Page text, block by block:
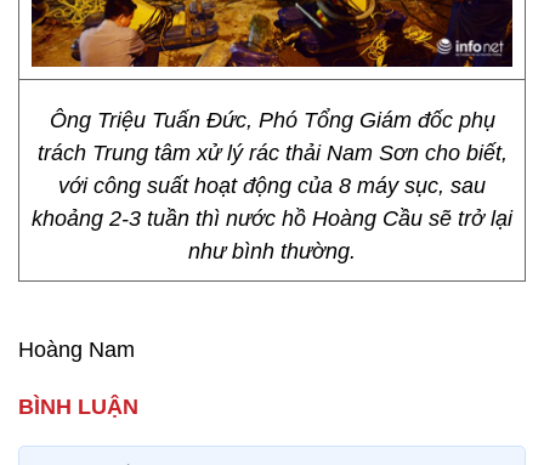
Ông Triệu Tuấn Đức, Phó Tổng Giám đốc phụ
trách Trung tâm xử lý rác thải Nam Sơn cho biết,
với công suất hoạt động của 8 máy sục, sau
khoảng 2-3 tuần thì nước hồ Hoàng Cầu sẽ trở lại
như bình thường.
Hoàng Nam